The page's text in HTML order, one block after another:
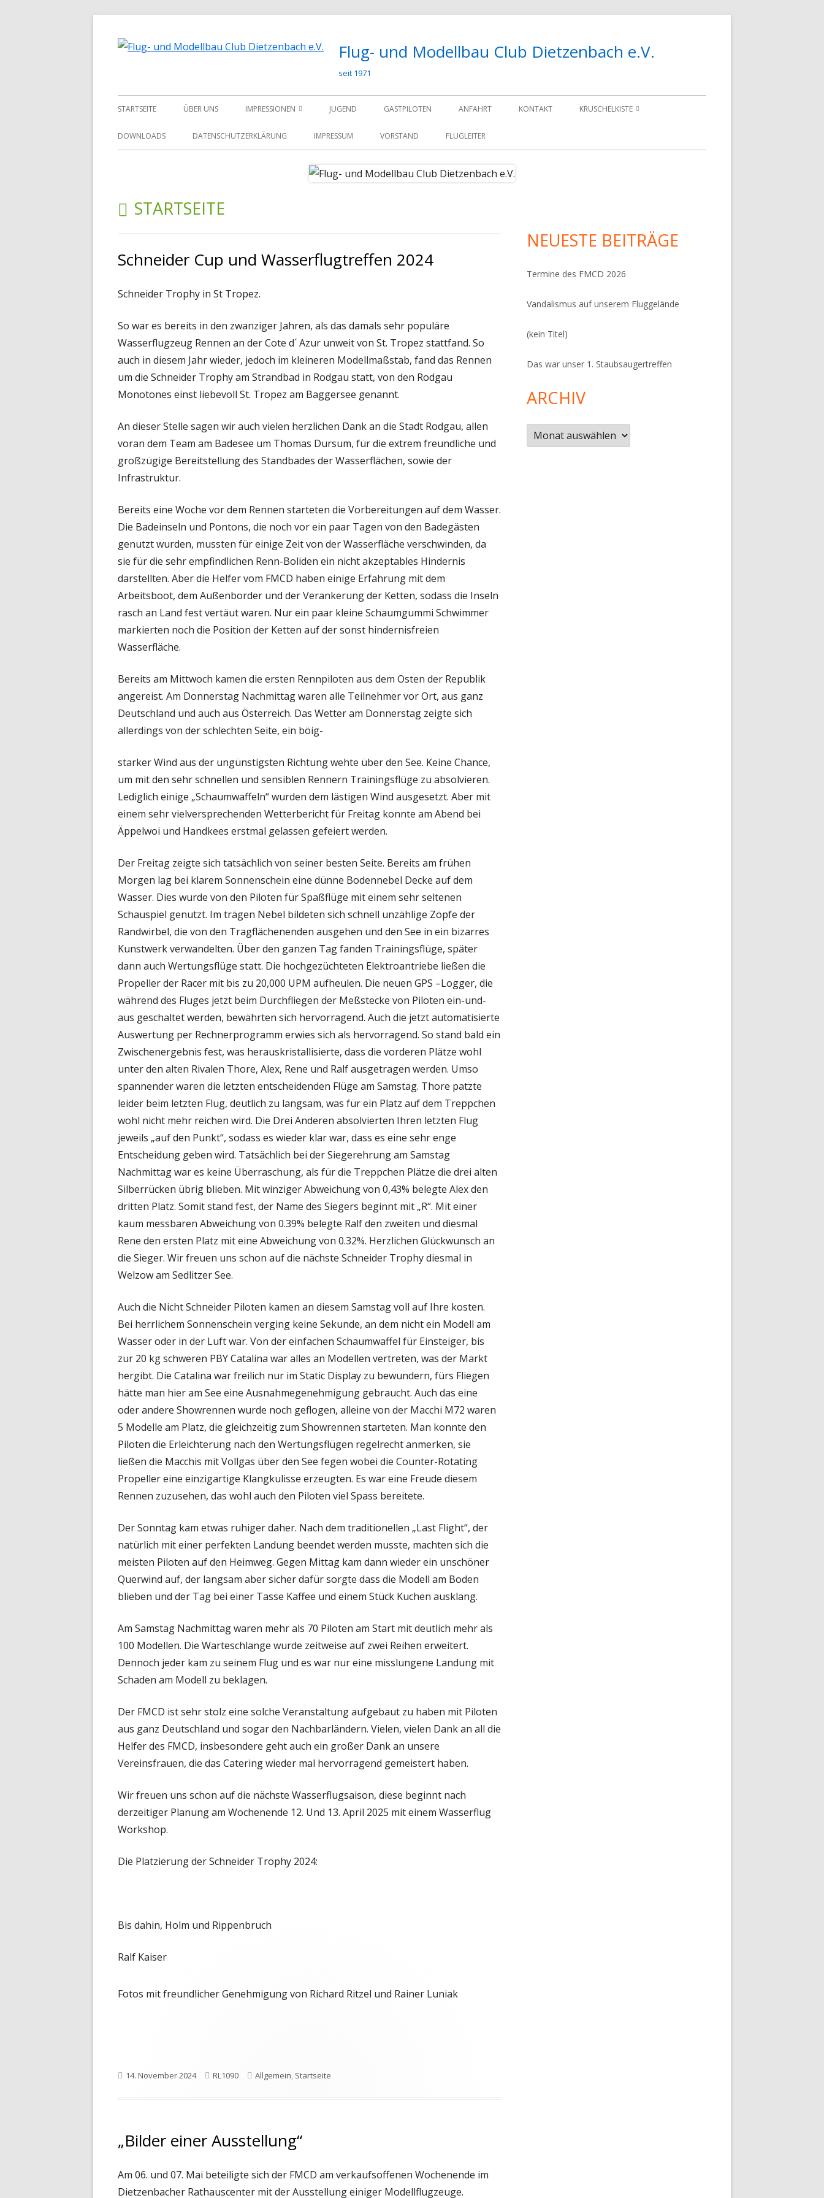
Flug- und Modellbau Club Dietzenbach e.V.
seit 1971
Primäres
Menü
STARTSEITE ÜBER UNS IMPRESSIONEN
2019
2014
JUGEND GASTPILOTEN ANFAHRT KONTAKT KRUSCHELKISTE
DOWNLOADS DATENSCHUTZERKLÄRUNG IMPRESSUM VORSTAND FLUGLEITER
KATEGORIE:
STARTSEITE
Schneider Cup und Wasserflugtreffen 2024
Schneider Trophy in St Tropez.
So war es bereits in den zwanziger Jahren, als das damals sehr populäre
Wasserflugzeug Rennen an der Cote d´ Azur unweit von St. Tropez stattfand. So
auch in diesem Jahr wieder, jedoch im kleineren Modellmaßstab, fand das Rennen
um die Schneider Trophy am Strandbad in Rodgau statt, von den Rodgau
Monotones einst liebevoll St. Tropez am Baggersee genannt.
An dieser Stelle sagen wir auch vielen herzlichen Dank an die Stadt Rodgau, allen
voran dem Team am Badesee um Thomas Dursum, für die extrem freundliche und
großzügige Bereitstellung des Standbades der Wasserflächen, sowie der
Infrastruktur.
Bereits eine Woche vor dem Rennen starteten die Vorbereitungen auf dem Wasser.
Die Badeinseln und Pontons, die noch vor ein paar Tagen von den Badegästen
genutzt wurden, mussten für einige Zeit von der Wasserfläche verschwinden, da
sie für die sehr empfindlichen Renn-Boliden ein nicht akzeptables Hindernis
darstellten. Aber die Helfer vom FMCD haben einige Erfahrung mit dem
Arbeitsboot, dem Außenborder und der Verankerung der Ketten, sodass die Inseln
rasch an Land fest vertäut waren. Nur ein paar kleine Schaumgummi Schwimmer
markierten noch die Position der Ketten auf der sonst hindernisfreien
Wasserfläche.
Bereits am Mittwoch kamen die ersten Rennpiloten aus dem Osten der Republik
angereist. Am Donnerstag Nachmittag waren alle Teilnehmer vor Ort, aus ganz
Deutschland und auch aus Österreich. Das Wetter am Donnerstag zeigte sich
allerdings von der schlechten Seite, ein böig-
starker Wind aus der ungünstigsten Richtung wehte über den See. Keine Chance,
um mit den sehr schnellen und sensiblen Rennern Trainingsflüge zu absolvieren.
Lediglich einige „Schaumwaffeln“ wurden dem lästigen Wind ausgesetzt. Aber mit
einem sehr vielversprechenden Wetterbericht für Freitag konnte am Abend bei
Äppelwoi und Handkees erstmal gelassen gefeiert werden.
Der Freitag zeigte sich tatsächlich von seiner besten Seite. Bereits am frühen
Morgen lag bei klarem Sonnenschein eine dünne Bodennebel Decke auf dem
Wasser. Dies wurde von den Piloten für Spaßflüge mit einem sehr seltenen
Schauspiel genutzt. Im trägen Nebel bildeten sich schnell unzählige Zöpfe der
Randwirbel, die von den Tragflächenenden ausgehen und den See in ein bizarres
Kunstwerk verwandelten. Über den ganzen Tag fanden Trainingsflüge, später
dann auch Wertungsflüge statt. Die hochgezüchteten Elektroantriebe ließen die
Propeller der Racer mit bis zu 20,000 UPM aufheulen. Die neuen GPS –Logger, die
während des Fluges jetzt beim Durchfliegen der Meßstecke von Piloten ein-und-
aus geschaltet werden, bewährten sich hervorragend. Auch die jetzt automatisierte
Auswertung per Rechnerprogramm erwies sich als hervorragend. So stand bald ein
Zwischenergebnis fest, was herauskristallisierte, dass die vorderen Plätze wohl
unter den alten Rivalen Thore, Alex, Rene und Ralf ausgetragen werden. Umso
spannender waren die letzten entscheidenden Flüge am Samstag. Thore patzte
leider beim letzten Flug, deutlich zu langsam, was für ein Platz auf dem Treppchen
wohl nicht mehr reichen wird. Die Drei Anderen absolvierten Ihren letzten Flug
jeweils „auf den Punkt“, sodass es wieder klar war, dass es eine sehr enge
Entscheidung geben wird. Tatsächlich bei der Siegerehrung am Samstag
Nachmittag war es keine Überraschung, als für die Treppchen Plätze die drei alten
Silberrücken übrig blieben. Mit winziger Abweichung von 0,43% belegte Alex den
dritten Platz. Somit stand fest, der Name des Siegers beginnt mit „R“. Mit einer
kaum messbaren Abweichung von 0.39% belegte Ralf den zweiten und diesmal
Rene den ersten Platz mit eine Abweichung von 0.32%. Herzlichen Glückwunsch an
die Sieger. Wir freuen uns schon auf die nächste Schneider Trophy diesmal in
Welzow am Sedlitzer See.
Auch die Nicht Schneider Piloten kamen an diesem Samstag voll auf Ihre kosten.
Bei herrlichem Sonnenschein verging keine Sekunde, an dem nicht ein Modell am
Wasser oder in der Luft war. Von der einfachen Schaumwaffel für Einsteiger, bis
zur 20 kg schweren PBY Catalina war alles an Modellen vertreten, was der Markt
hergibt. Die Catalina war freilich nur im Static Display zu bewundern, fürs Fliegen
hätte man hier am See eine Ausnahmegenehmigung gebraucht. Auch das eine
oder andere Showrennen wurde noch geflogen, alleine von der Macchi M72 waren
5 Modelle am Platz, die gleichzeitig zum Showrennen starteten. Man konnte den
Piloten die Erleichterung nach den Wertungsflügen regelrecht anmerken, sie
ließen die Macchis mit Vollgas über den See fegen wobei die Counter-Rotating
Propeller eine einzigartige Klangkulisse erzeugten. Es war eine Freude diesem
Rennen zuzusehen, das wohl auch den Piloten viel Spass bereitete.
Der Sonntag kam etwas ruhiger daher. Nach dem traditionellen „Last Flight“, der
natürlich mit einer perfekten Landung beendet werden musste, machten sich die
meisten Piloten auf den Heimweg. Gegen Mittag kam dann wieder ein unschöner
Querwind auf, der langsam aber sicher dafür sorgte dass die Modell am Boden
blieben und der Tag bei einer Tasse Kaffee und einem Stück Kuchen ausklang.
Am Samstag Nachmittag waren mehr als 70 Piloten am Start mit deutlich mehr als
100 Modellen. Die Warteschlange wurde zeitweise auf zwei Reihen erweitert.
Dennoch jeder kam zu seinem Flug und es war nur eine misslungene Landung mit
Schaden am Modell zu beklagen.
Der FMCD ist sehr stolz eine solche Veranstaltung aufgebaut zu haben mit Piloten
aus ganz Deutschland und sogar den Nachbarländern. Vielen, vielen Dank an all die
Helfer des FMCD, insbesondere geht auch ein großer Dank an unsere
Vereinsfrauen, die das Catering wieder mal hervorragend gemeistert haben.
Wir freuen uns schon auf die nächste Wasserflugsaison, diese beginnt nach
derzeitiger Planung am Wochenende 12. Und 13. April 2025 mit einem Wasserflug
Workshop.
Die Platzierung der Schneider Trophy 2024:
Bis dahin, Holm und Rippenbruch
Ralf Kaiser
Fotos mit freundlicher Genehmigung von Richard Ritzel und Rainer Luniak
Veröffentlicht
14. November 2024 Autor
RL1090 Kategorien
Allgemein, Startseite
„Bilder einer Ausstellung“
Am 06. und 07. Mai beteiligte sich der FMCD am verkaufsoffenen Wochenende im
Dietzenbacher Rathauscenter mit der Ausstellung einiger Modellflugzeuge.
Seitenleiste
NEUESTE BEITRÄGE
Termine des FMCD 2026
Vandalismus auf unserem Fluggelände
(kein Titel)
Das war unser 1. Staubsaugertreffen
ARCHIV
Archiv